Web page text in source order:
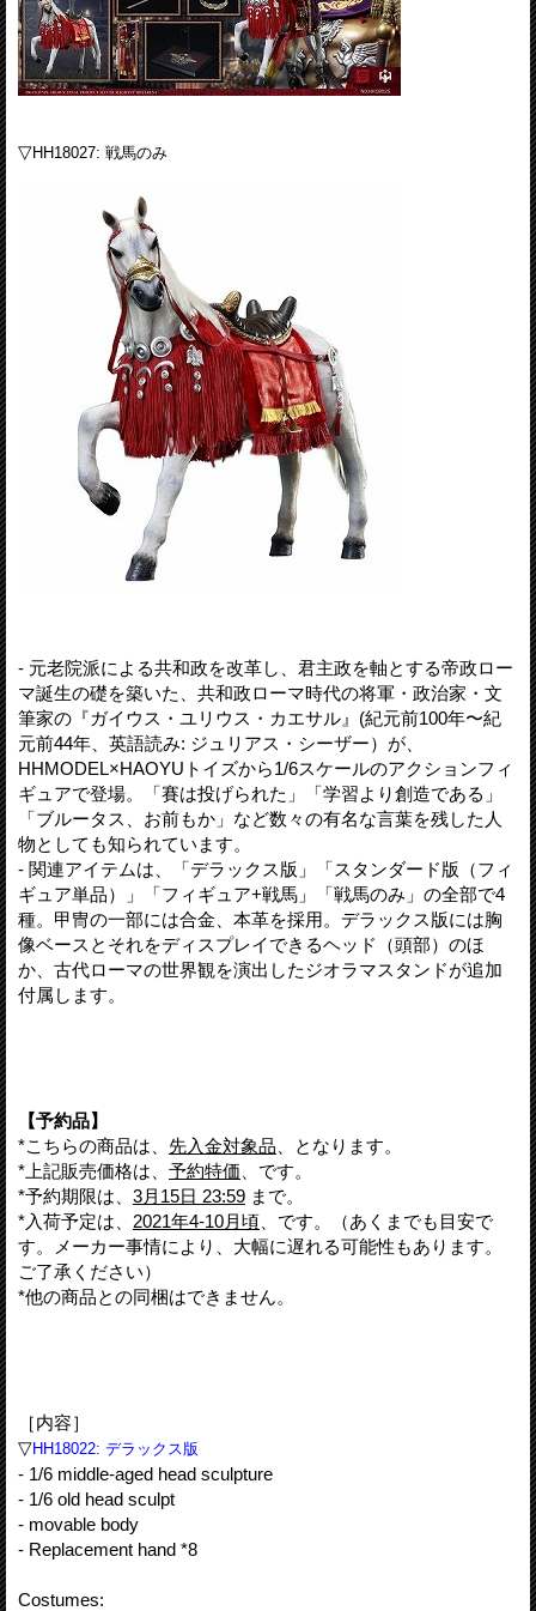
▽HH18027: 戦馬のみ
- 元老院派による共和政を改革し、君主政を軸とする帝政ロー
マ誕生の礎を築いた、共和政ローマ時代の将軍・政治家・文
筆家の『ガイウス・ユリウス・カエサル』(紀元前100年〜紀
元前44年、英語読み: ジュリアス・シーザー）が、
HHMODEL×HAOYUトイズから1/6スケールのアクションフィ
ギュアで登場。「賽は投げられた」「学習より創造である」
「ブルータス、お前もか」など数々の有名な言葉を残した人
物としても知られています。
- 関連アイテムは、「デラックス版」「スタンダード版（フィ
ギュア単品）」「フィギュア+戦馬」「戦馬のみ」の全部で4
種。甲冑の一部には合金、本革を採用。デラックス版には胸
像ベースとそれをディスプレイできるヘッド（頭部）のほ
か、古代ローマの世界観を演出したジオラマスタンドが追加
付属します。
【予約品】
*こちらの商品は、 先入金対象品 、となります。
*上記販売価格は、 予約特価 、です。
*予約期限は、 3月15日 23:59 まで。
*入荷予定は、 2021年4-10月頃 、です。（あくまでも目安で
す。メーカー事情により、大幅に遅れる可能性もあります。
ご了承ください）
*他の商品との同梱はできません。
［内容］
▽HH18022: デラックス版
- 1/6 middle-aged head sculpture
- 1/6 old head sculpt
- movable body
- Replacement hand *8
Costumes: